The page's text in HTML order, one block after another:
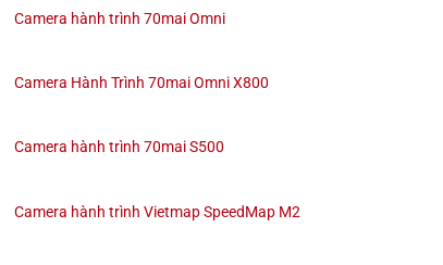
Camera hành trình 70mai Omni
Camera Hành Trình 70mai Omni X800
Camera hành trình 70mai S500
Camera hành trình Vietmap SpeedMap M2